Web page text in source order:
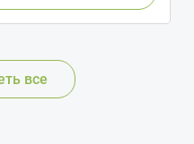
все